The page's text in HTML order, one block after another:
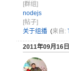
[群组]
nodejs
[帖子]
关于组播 (来自:
2011年09月16